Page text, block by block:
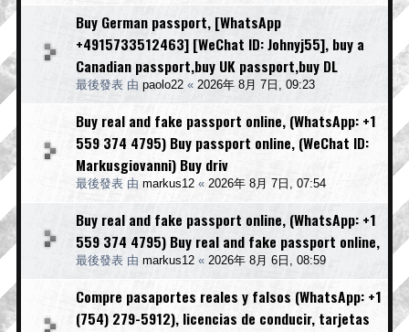
Buy German passport, [WhatsApp
+4915733512463] [WeChat ID: Johnyj55], buy a
Canadian passport,buy UK passport,buy DL
最後發表 由 paolo22 « 2026年 8月 7日, 09:23
Buy real and fake passport online, (WhatsApp: +1
559 374 4795) Buy passport online, (WeChat ID:
Markusgiovanni) Buy driv
最後發表 由 markus12 « 2026年 8月 7日, 07:54
Buy real and fake passport online, (WhatsApp: +1
559 374 4795) Buy real and fake passport online,
最後發表 由 markus12 « 2026年 8月 6日, 08:59
Compre pasaportes reales y falsos (WhatsApp: +1
(754) 279-5912), licencias de conducir, tarjetas